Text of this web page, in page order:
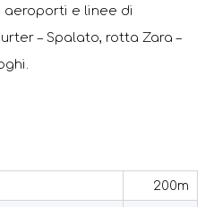
e linee di
– Spalato, rotta Zara –
200m